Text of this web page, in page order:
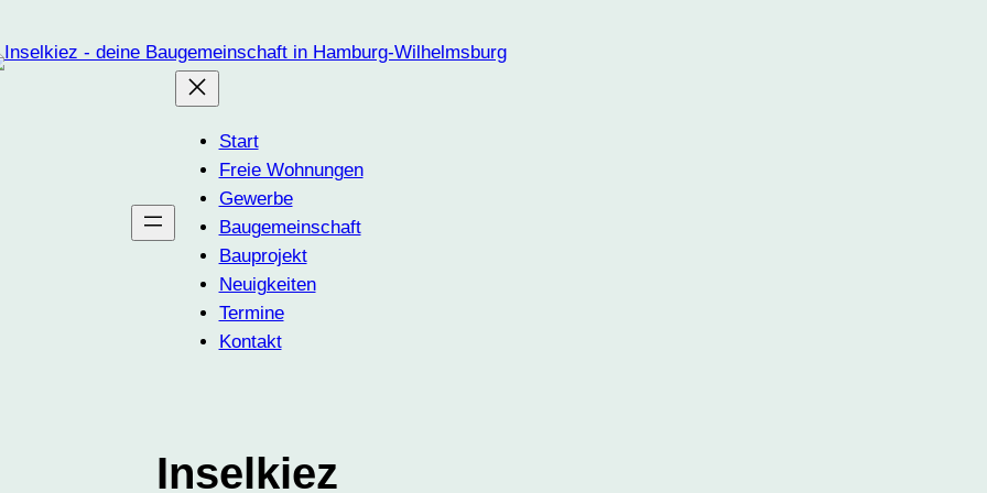
Start
Freie Wohnungen
Gewerbe
Baugemeinschaft
Bauprojekt
Neuigkeiten
Termine
Kontakt
Inselkiez